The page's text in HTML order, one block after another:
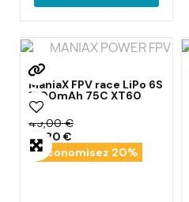
ManiaX FPV race LiPo 6S
1500mAh 75C XT60
49,00 €
39,20 €
Économisez 20%